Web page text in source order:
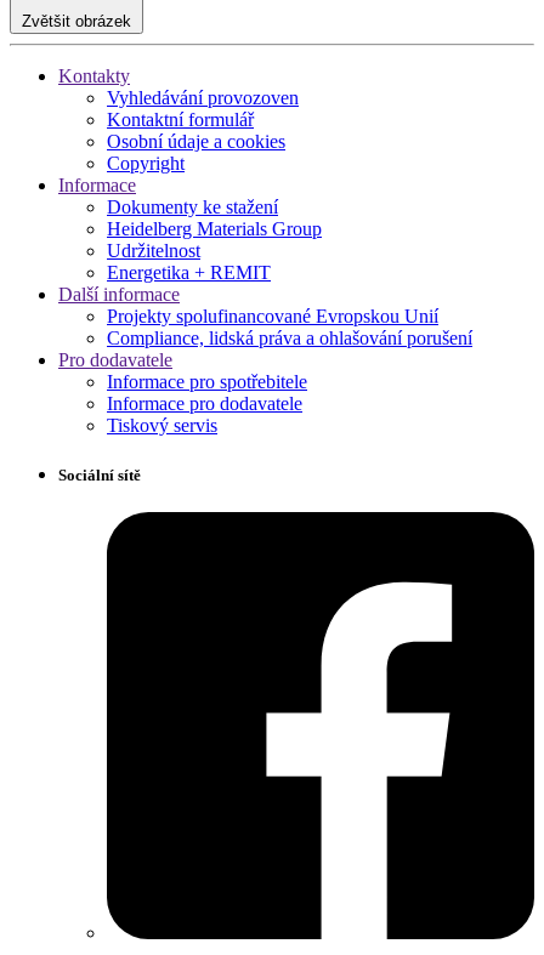
Zvětšit obrázek
Kontakty
Vyhledávání provozoven
Kontaktní formulář
Osobní údaje a cookies
Copyright
Informace
Dokumenty ke stažení
Heidelberg Materials Group
Udržitelnost
Energetika + REMIT
Další informace
Projekty spolufinancované Evropskou Unií
Compliance, lidská práva a ohlašování porušení
Pro dodavatele
Informace pro spotřebitele
Informace pro dodavatele
Tiskový servis
Sociální sítě